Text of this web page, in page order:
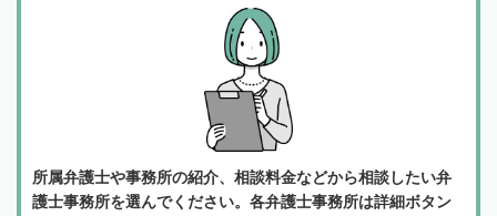
所属弁護士や事務所の紹介、相談料金などから相談したい弁
護士事務所を選んでください。各弁護士事務所は詳細ボタン